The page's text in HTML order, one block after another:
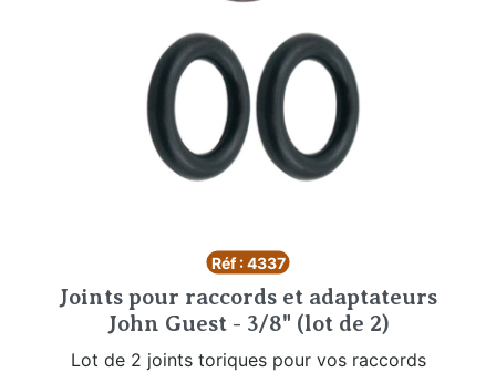
Réf : 4337
Joints pour raccords et adaptateurs
John Guest - 3/8" (lot de 2)
Lot de 2 joints toriques pour vos raccords